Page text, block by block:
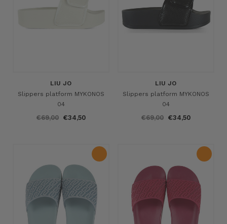
LIU JO
Slippers platform MYKONOS
04
€69,00 €34,50
LIU JO
Slippers platform MYKONOS
04
€69,00 €34,50